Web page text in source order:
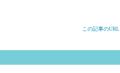
この記事のURL